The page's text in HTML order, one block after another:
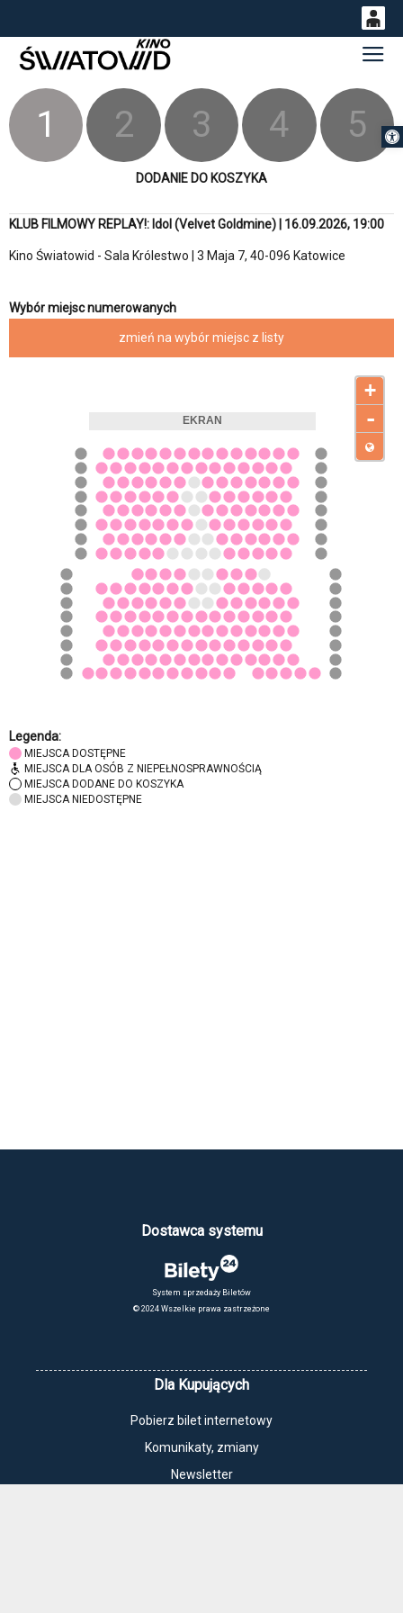
PLN
14
1 2 3 4 5
DODANIE DO KOSZYKA
KLUB FILMOWY REPLAY!: Idol (Velvet Goldmine) | 16.09.2026, 19:00
Kino Światowid - Sala Królestwo | 3 Maja 7, 40-096 Katowice
Wybór miejsc numerowanych
zmień na wybór miejsc z listy
+
-
Legenda:
MIEJSCA DOSTĘPNE
MIEJSCA DLA OSÓB Z NIEPEŁNOSPRAWNOŚCIĄ
MIEJSCA DODANE DO KOSZYKA
MIEJSCA NIEDOSTĘPNE
Dostawca systemu
System sprzedaży Biletów
© 2024 Wszelkie prawa zastrzeżone
Dla Kupujących
Pobierz bilet internetowy
Komunikaty, zmiany
Newsletter